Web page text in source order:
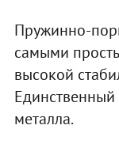
Пружинно-
самыми
высокой
Единственный
металла.